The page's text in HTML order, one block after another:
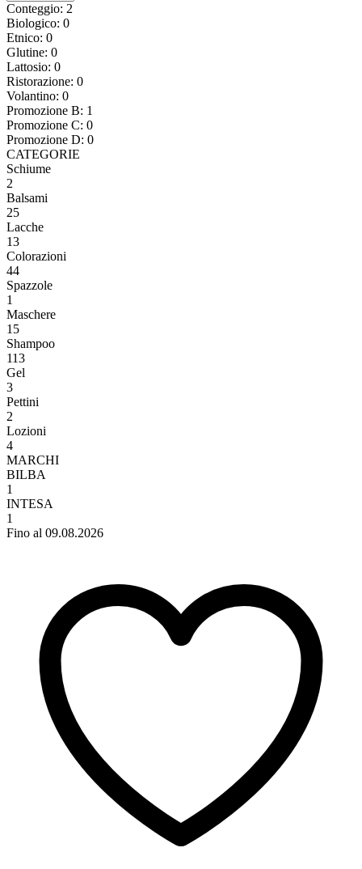
Conteggio: 2
Biologico: 0
Etnico: 0
Glutine: 0
Lattosio: 0
Ristorazione: 0
Volantino: 0
Promozione B: 1
Promozione C: 0
Promozione D: 0
CATEGORIE
Schiume
2
Balsami
25
Lacche
13
Colorazioni
44
Spazzole
1
Maschere
15
Shampoo
113
Gel
3
Pettini
2
Lozioni
4
MARCHI
BILBA
1
INTESA
1
Fino al 09.08.2026